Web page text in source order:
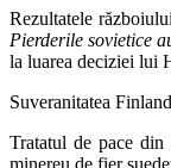
Rezultatele
Pierderile sovietice
la luarea deciziei lui
Suveranitatea
Tratatul de pace
minereu de fier